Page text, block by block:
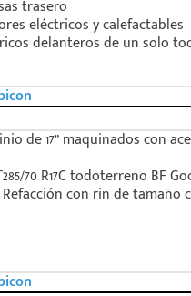
trasero
eléctricos y calefactables
delanteros de un solo
de 17” maquinados con
70 R17C todoterreno BF
con rin de tamaño